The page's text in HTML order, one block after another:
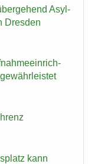
Asyl­
Dres­den
kann